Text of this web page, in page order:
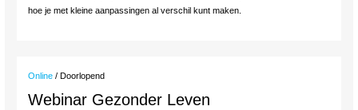
hoe je met kleine aanpassingen al verschil kunt maken.
Online / Doorlopend
Webinar Gezonder Leven